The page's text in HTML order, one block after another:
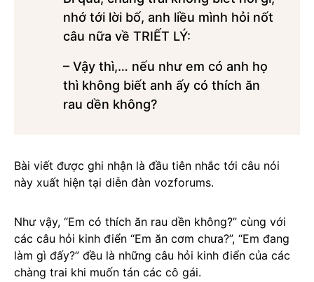
nhớ tới lời bố, anh liều mình hỏi nốt
câu nữa về TRIẾT LÝ:
– Vậy thì,… nếu như em có anh họ
thì không biết anh ấy có thích ăn
rau dền không?
Bài viết được ghi nhận là đầu tiên nhắc tới câu nói
này xuất hiện tại diễn đàn vozforums.
Như vậy, “Em có thích ăn rau dền không?” cùng với
các câu hỏi kinh điển “Em ăn cơm chưa?”, “Em đang
làm gì đấy?” đều là những câu hỏi kinh điển của các
chàng trai khi muốn tán các cô gái.